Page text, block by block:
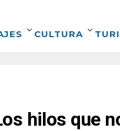
CULTURA
hilos que